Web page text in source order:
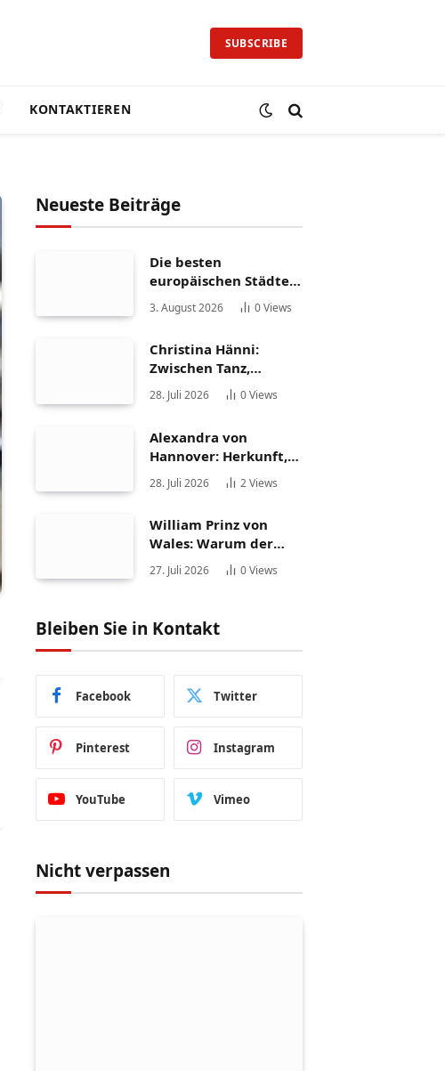
SUBSCRIBE
KONTAKTIEREN
Neueste Beiträge
Die besten
europäischen Städte
für ein
Auslandspraktikum
3. August 2026 0Views
Christina Hänni:
Zwischen Tanz,
Fernsehen und
Persönlichkeit
28. Juli 2026 0Views
Alexandra von
Hannover: Herkunft,
Karriere und
Privatleben
28. Juli 2026 2Views
William Prinz von
Wales: Warum der
Thronfolger weltweit
fasziniert
27. Juli 2026 0Views
Bleiben Sie in Kontakt
Facebook Twitter
Pinterest Instagram
YouTube Vimeo
Nicht verpassen